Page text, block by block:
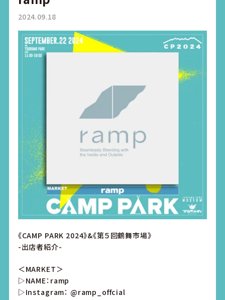
2024.09.18
《CAMP PARK 2024》&《第５回鶴舞市場》
-出店者紹介-
＜MARKET＞
▷NAME：ramp
▷Instagram： @ramp_offcial